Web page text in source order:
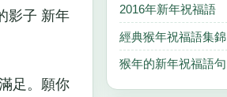
影子 新年
足。願你
2016年新年祝福語
經典猴年祝福語集錦
猴年的新年祝福語句